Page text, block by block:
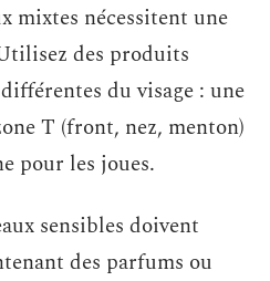
mixtes nécessitent une
des produits
du visage : une
T (front, nez, menton)
pour les joues.
sensibles doivent
des parfums ou